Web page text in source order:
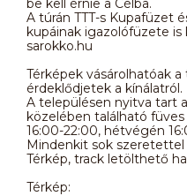
A túrán TTT-s Kupafüzet
kupáinak igazolófüzete is
sarokko.hu
Térképek vásárolhatóak
érdeklődjetek a kínálatról.
A településen nyitva tart
közelében található
16:00-22:00, hétvégén
Mindenkit sok szeretettel
Térkép, track letölthető
Térkép: